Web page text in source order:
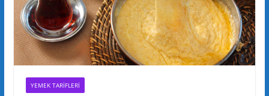
YEMEK TARIFLERI